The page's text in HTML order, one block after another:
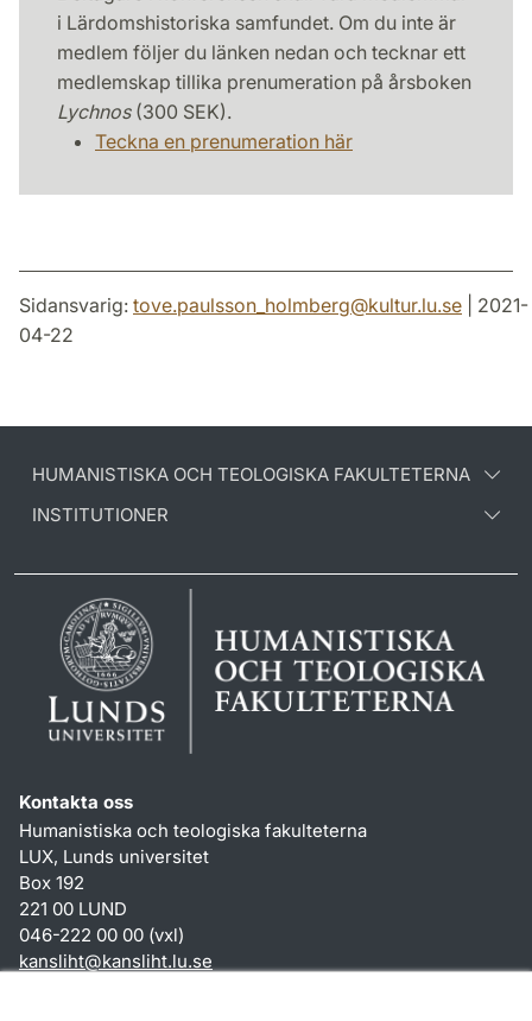
i Lärdomshistoriska samfundet. Om du inte är
medlem följer du länken nedan och tecknar ett
medlemskap tillika prenumeration på årsboken
Lychnos(300 SEK).
Teckna en prenumeration här
Sidansvarig: tove.paulsson_holmberg@kultur.lu.se | 2021-
04-22
HUMANISTISKA OCH TEOLOGISKA FAKULTETERNA
INSTITUTIONER
Kontakta oss
Humanistiska och teologiska fakulteterna
LUX, Lunds universitet
Box 192
221 00 LUND
046-222 00 00 (vxl)
kansliht@kansliht.lu.se